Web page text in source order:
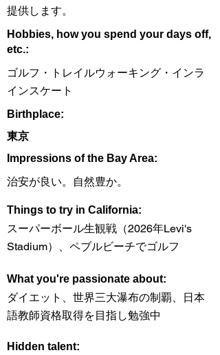
提供します。
Hobbies, how you spend your days off,
etc.:
ゴルフ・トレイルウォーキング・インラ
インスケート
Birthplace:
東京
Impressions of the Bay Area:
治安が良い。自然豊か。
Things to try in California:
スーパーボール生観戦（2026年Levi's
Stadium）、ペブルビーチでゴルフ
What you're passionate about:
ダイエット、世界三大瀑布の制覇、日本
語教師資格取得を目指し勉強中
Hidden talent: